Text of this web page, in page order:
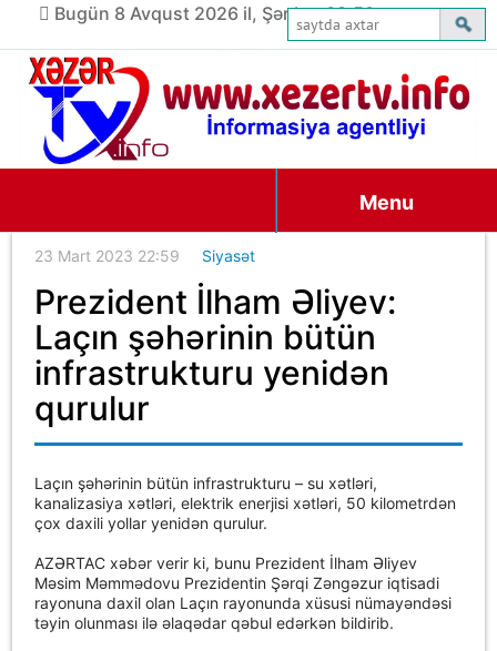
Bugün 8 Avqust 2026 il, Şənbə, 08:50
Menu
23 Mart 2023 22:59 Siyasət
Prezident İlham Əliyev:
Laçın şəhərinin bütün
infrastrukturu yenidən
qurulur
Laçın şəhərinin bütün infrastrukturu – su xətləri,
kanalizasiya xətləri, elektrik enerjisi xətləri, 50 kilometrdən
çox daxili yollar yenidən qurulur.
AZƏRTAC xəbər verir ki, bunu Prezident İlham Əliyev
Məsim Məmmədovu Prezidentin Şərqi Zəngəzur iqtisadi
rayonuna daxil olan Laçın rayonunda xüsusi nümayəndəsi
təyin olunması ilə əlaqədar qəbul edərkən bildirib.